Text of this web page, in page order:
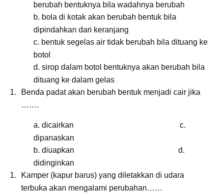
berubah bentuknya bila wadahnya berubah
b. bola di kotak akan berubah bentuk bila
dipindahkan dari keranjang
c. bentuk segelas air tidak berubah bila dituang ke
botol
d. sirop dalam botol bentuknya akan berubah bila
dituang ke dalam gelas
Benda padat akan berubah bentuk menjadi cair jika
…….
a. dicairkan c.
dipanaskan
b. diuapkan d.
didinginkan
Kamper (kapur barus) yang diletakkan di udara
terbuka akan mengalami perubahan……